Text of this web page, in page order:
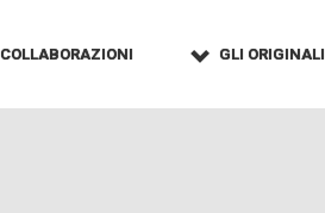
COLLABORAZIONI GLI ORIGINALI